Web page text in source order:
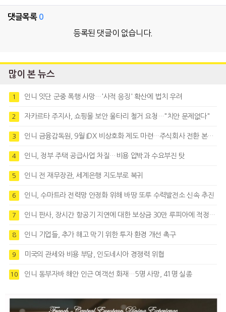
댓글목록 0
등록된 댓글이 없습니다.
많이 본 뉴스
1 인니 잇단 군중 폭행 사망…'사적 응징' 확산에 법치 우려
2 자카르타 주지사, 쇼핑몰 보안 울타리 철거 요청…"치안 문제없다"
3 인니 금융감독원, 9월 IDX 비상호화 제도 마련…주식회사 전환 본격화
4 인니, 정부 주택 공급사업 차질…비용 압박과 수요부진 탓
5 인니 전 재무장관, 세계은행 지도부로 복귀
6 인니, 수마트라 전력망 안정화 위해 바땅 또루 수력발전소 신속 추진
7 인니 판사, 장시간 항공기 지연에 대한 보상금 30만 루피아에 적정성 제기
8 인니 기업들, 추가 해고 막기 위한 투자 환경 개선 촉구
9 미국의 관세와 비용 부담, 인도네시아 경쟁력 위협
10 인니 동부자바 해안 인근 여객선 화재…5명 사망, 41명 실종